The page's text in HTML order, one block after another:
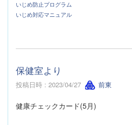
いじめ防止プログラム
いじめ対応マニュアル
保健室より
投稿日時 : 2023/04/27 前東
健康チェックカード(5月)